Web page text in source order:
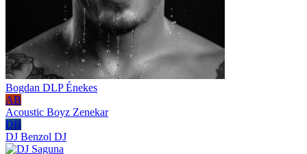
Bogdan DLP Énekes
AB
Acoustic Boyz Zenekar
DB
DJ Benzol DJ